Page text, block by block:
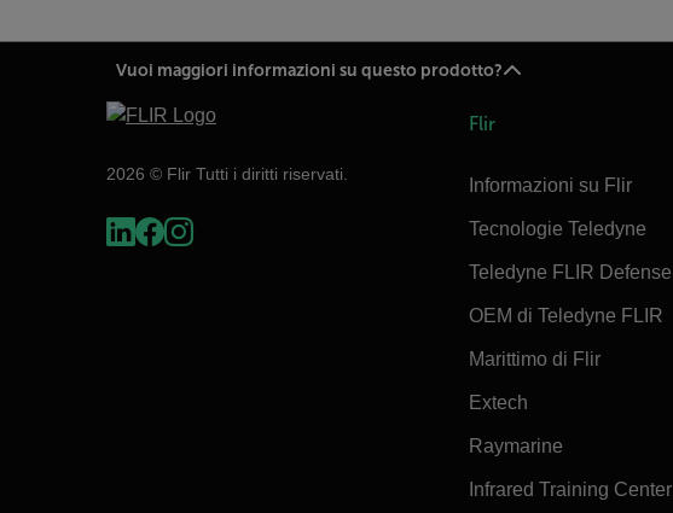
Vuoi maggiori informazioni su questo prodotto?
2026 © Flir Tutti i diritti riservati.
Flir
Informazioni su Flir
Tecnologie Teledyne
Teledyne FLIR Defense
OEM di Teledyne FLIR
Marittimo di Flir
Extech
Raymarine
Infrared Training Center